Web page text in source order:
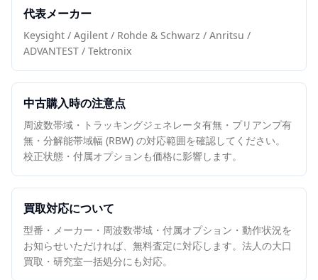
代表メーカー
Keysight / Agilent / Rohde & Schwarz / Anritsu /
ADVANTEST / Tektronix
中古購入時の注意点
周波数帯域・トラッキングジェネレータ有無・プリアンプ有
無・分解能帯域幅 (RBW) の対応範囲を確認してください。
校正状態・付属オプションも価格に影響します。
買取対応について
型番・メーカー・周波数帯域・付属オプション・動作状況を
お知らせいただければ、無料査定に対応します。法人の大口
買取・研究室一括処分にも対応。